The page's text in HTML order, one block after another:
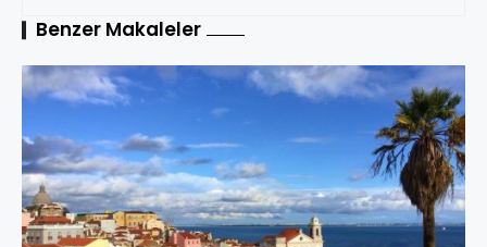
Benzer Makaleler